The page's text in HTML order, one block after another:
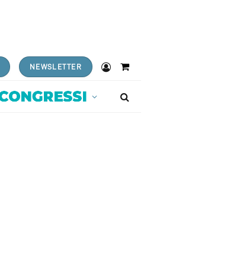
NEWSLETTER
Shopping